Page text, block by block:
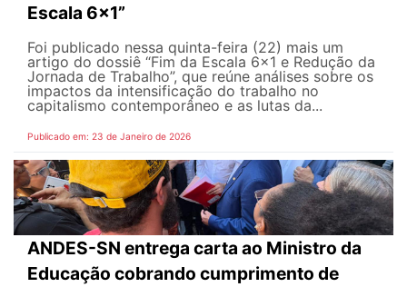
Escala 6×1”
Foi publicado nessa quinta-feira (22) mais um
artigo do dossiê “Fim da Escala 6×1 e Redução da
Jornada de Trabalho”, que reúne análises sobre os
impactos da intensificação do trabalho no
capitalismo contemporâneo e as lutas da...
Publicado em: 23 de Janeiro de 2026
ANDES-SN entrega carta ao Ministro da
Educação cobrando cumprimento de